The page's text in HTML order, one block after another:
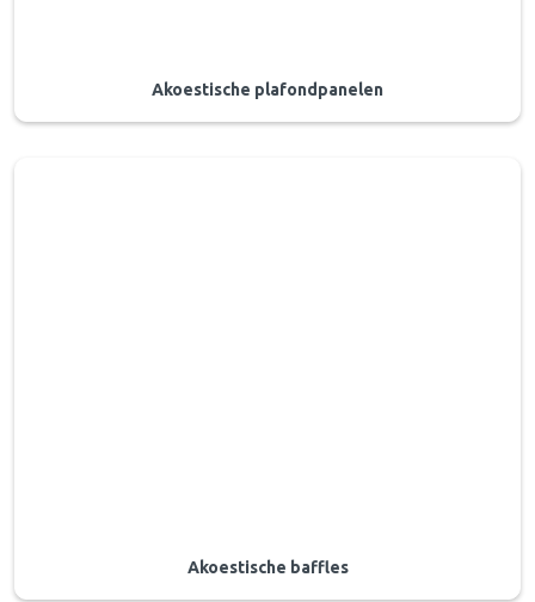
Akoestische plafondpanelen
Akoestische baffles